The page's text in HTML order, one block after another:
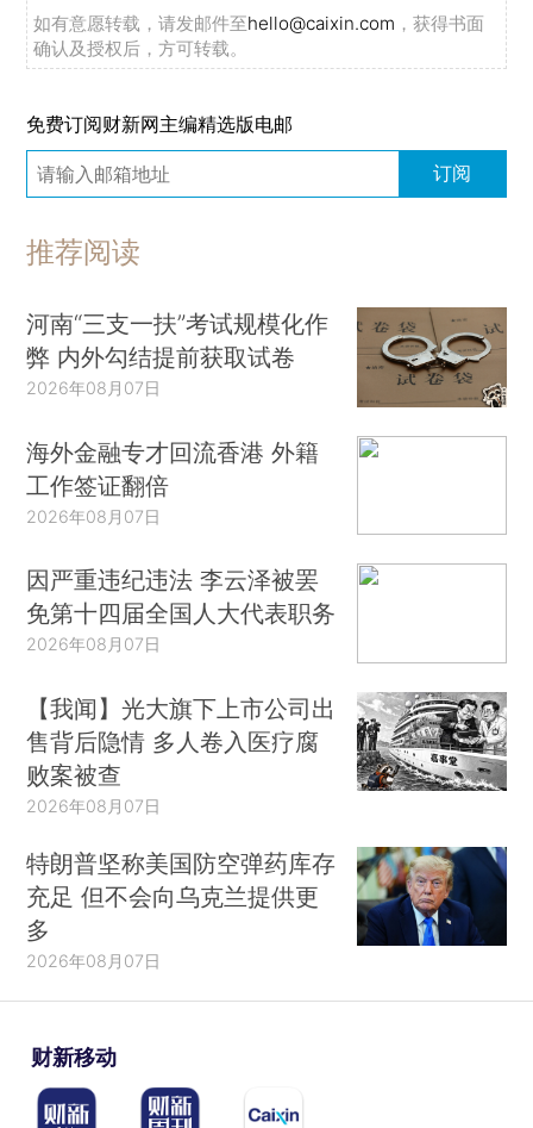
如有意愿转载，请发邮件至hello@caixin.com ，获得书面
确认及授权后，方可转载。
免费订阅财新网主编精选版电邮
订阅
推荐阅读
河南“三支一扶”考试规模化作
弊 内外勾结提前获取试卷
2026年08月07日
海外金融专才回流香港 外籍
工作签证翻倍
2026年08月07日
因严重违纪违法 李云泽被罢
免第十四届全国人大代表职务
2026年08月07日
【我闻】光大旗下上市公司出
售背后隐情 多人卷入医疗腐
败案被查
2026年08月07日
特朗普坚称美国防空弹药库存
充足 但不会向乌克兰提供更
多
2026年08月07日
财新移动